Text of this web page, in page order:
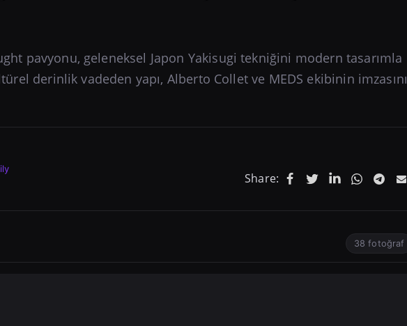
pavyonu, geleneksel Japon Yakisugi tekniğini modern tasarımla
derinlik vadeden yapı, Alberto Collet ve MEDS ekibinin imzasını
Share:
38 fotoğraf